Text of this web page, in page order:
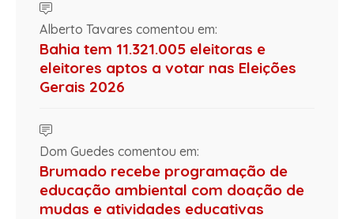
Alberto Tavares comentou em:
Bahia tem 11.321.005 eleitoras e
eleitores aptos a votar nas Eleições
Gerais 2026
Dom Guedes comentou em:
Brumado recebe programação de
educação ambiental com doação de
mudas e atividades educativas